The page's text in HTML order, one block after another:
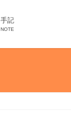
手記
NOTE